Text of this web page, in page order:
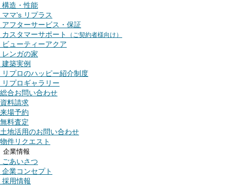
構造・性能
ママ's リプラス
アフターサービス・保証
カスタマーサポート
（ご契約者様向け）
ビューティーアクア
レンガの家
建築実例
リプロのハッピー紹介制度
リプロギャラリー
総合お問い合わせ
資料請求
来場予約
無料査定
土地活用のお問い合わせ
物件リクエスト
企業情報
ごあいさつ
企業コンセプト
採用情報